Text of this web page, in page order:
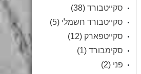
סקייטבורד (38)
סקייטבורד חשמלי (5)
סקייטפארק (12)
סקימבורד (1)
פני (2)